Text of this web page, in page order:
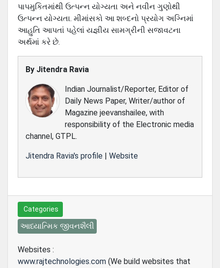
પાપમુકિતમાંથી ઉત્‍પન્‍ન યોગ્‍યતા અને નવીન ગુણોથી
ઉત્‍પન્‍ન યોગ્‍યતા. મીમાંસકો આ શબ્‍દનો પ્રયોગ અગ્નિમાં
આહુતિ આપતાં પહેલાં યજ્ઞીય સામગ્રીની સજાવટના
અર્થમાં કરે છે.
By Jitendra Ravia
Indian Journalist/Reporter, Editor of
Daily News Paper, Writer/author of
Magazine jeevanshailee, with
responsibility of the Electronic media
channel, GTPL.
Jitendra Ravia's profile | Website
Categories
આધ્યાત્મિક જીવનશૈલી
Websites :
www.rajtechnologies.com (We build websites that